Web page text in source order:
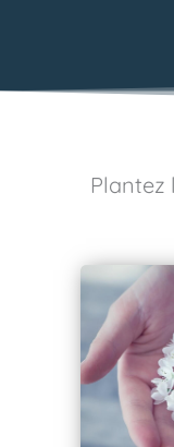
Plantez